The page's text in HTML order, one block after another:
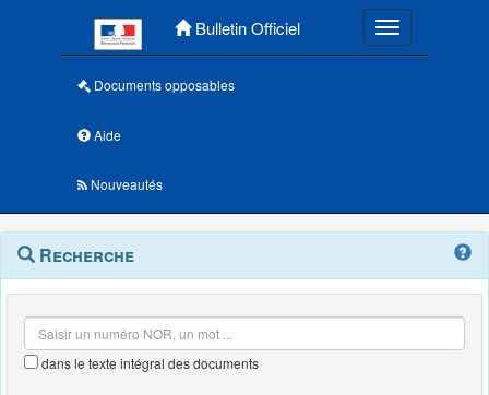
Bulletin Officiel Toggle
Documents opposables
Aide
Nouveautés
Navigation
outils
Menu
contextuel
Recherche
dans le texte intégral des documents